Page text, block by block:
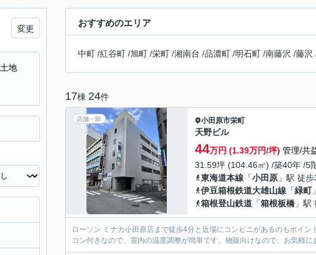
おすすめのエリア
中町 /紅谷町 /旭町 /栄町 /湘南台 /品濃町 /明石町 /南藤沢 /藤沢
17棟 24件
店舗一部 小田原市栄町
天野ビル
44万円 (1.39万円/坪) 管理/共
31.59坪 (104.46㎡) /築40年 /5
東海道本線 「小田原 」駅 徒
伊豆箱根鉄道大雄山線 「緑町
箱根登山鉄道 「箱根板橋 」駅
ローソン ミナカ小田原店まで徒歩4分と近場にコンビニがあるのもポイ
コン付きなので、室内の温度調整が簡単です。物販向けなので、お気軽に
変更
土地